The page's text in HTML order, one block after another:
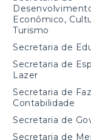
Econômico,
Turismo
Secretaria de
Secretaria de
Lazer
Secretaria de
Contabilidade
Secretaria de
Secretaria de